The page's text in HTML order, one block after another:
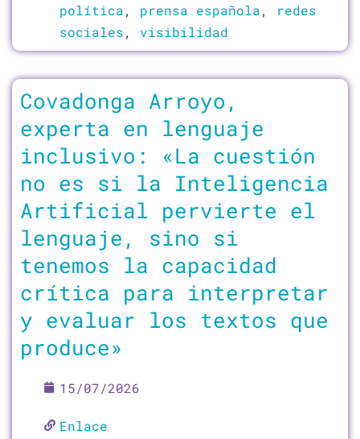
política, prensa española, redes
sociales, visibilidad
Covadonga Arroyo,
experta en lenguaje
inclusivo: «La cuestión
no es si la Inteligencia
Artificial pervierte el
lenguaje, sino si
tenemos la capacidad
crítica para interpretar
y evaluar los textos que
produce»
15/07/2026
Enlace